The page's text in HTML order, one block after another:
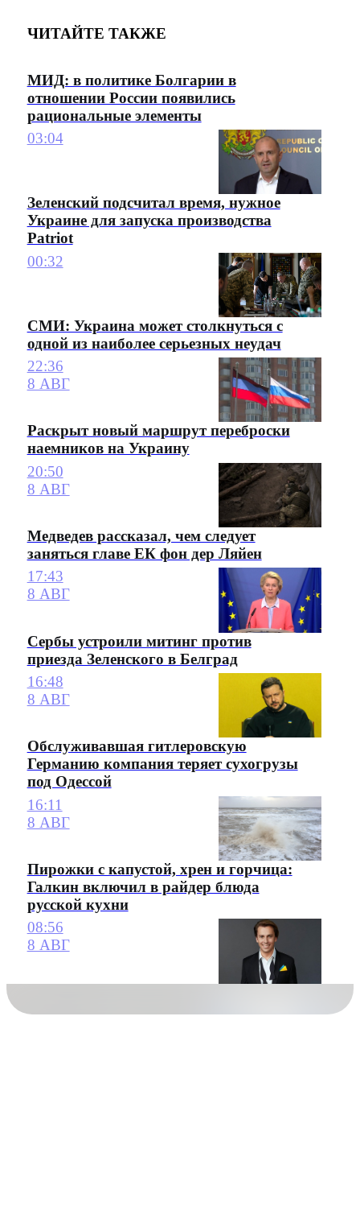
ЧИТАЙТЕ ТАКЖЕ
МИД: в политике Болгарии в
отношении России появились
рациональные элементы
03:04
Зеленский подсчитал время, нужное
Украине для запуска производства
Patriot
00:32
СМИ: Украина может столкнуться с
одной из наиболее серьезных неудач
22:36
8 АВГ
Раскрыт новый маршрут переброски
наемников на Украину
20:50
8 АВГ
Медведев рассказал, чем следует
заняться главе ЕК фон дер Ляйен
17:43
8 АВГ
Сербы устроили митинг против
приезда Зеленского в Белград
16:48
8 АВГ
Обслуживавшая гитлеровскую
Германию компания теряет сухогрузы
под Одессой
16:11
8 АВГ
Пирожки с капустой, хрен и горчица:
Галкин включил в райдер блюда
русской кухни
08:56
8 АВГ